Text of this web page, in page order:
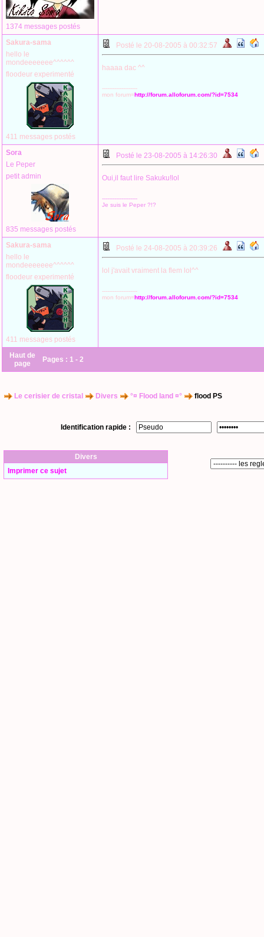
1374 messages postés
Sakura-sama
hello le
mondeeeeeee^^^^^^
floodeur experimenté
411 messages postés
Posté le 20-08-2005 à 00:32:57
haaaa dac ^^
--------------------
mon forum=http://forum.alloforum.com/?id=7534
Sora
Le Peper
petit admin
835 messages postés
Posté le 23-08-2005 à 14:26:30
Oui,il faut lire Sakuku!lol
--------------------
Je suis le Peper ?!?
Sakura-sama
hello le
mondeeeeeee^^^^^^
floodeur experimenté
411 messages postés
Posté le 24-08-2005 à 20:39:26
lol j'avait vraiment la flem lol^^
--------------------
mon forum=http://forum.alloforum.com/?id=7534
Haut de
page
Pages : 1 - 2
Le cerisier de cristal Divers °¤ Flood land ¤° flood PS
Identification rapide :
Divers
Imprimer ce sujet